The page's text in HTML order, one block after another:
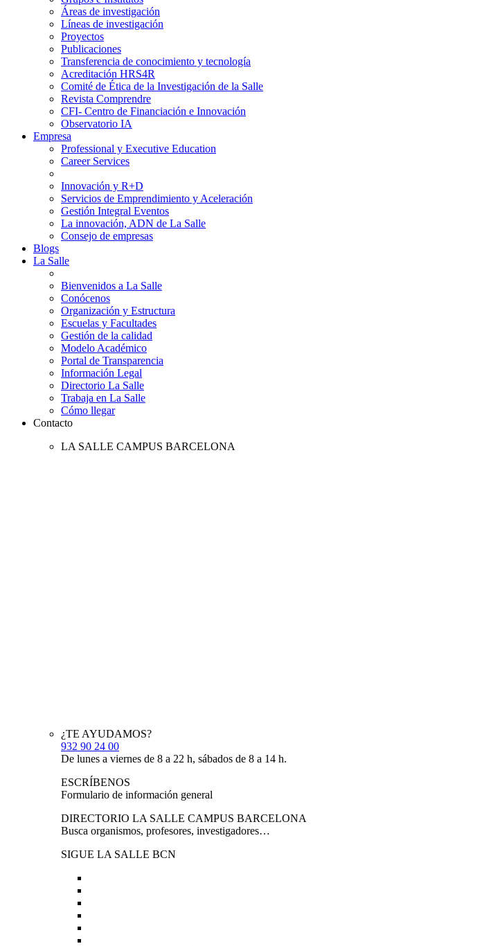
Áreas de investigación
Líneas de investigación
Proyectos
Publicaciones
Transferencia de conocimiento y tecnología
Acreditación HRS4R
Comité de Ética de la Investigación de la Salle
Revista Comprendre
CFI- Centro de Financiación e Innovación
Observatorio IA
Empresa
Professional y Executive Education
Career Services
Innovación y R+D
Servicios de Emprendimiento y Aceleración
Gestión Integral Eventos
La innovación, ADN de La Salle
Consejo de empresas
Blogs
La Salle
Bienvenidos a La Salle
Conócenos
Organización y Estructura
Escuelas y Facultades
Gestión de la calidad
Modelo Académico
Portal de Transparencia
Información Legal
Directorio La Salle
Trabaja en La Salle
Cómo llegar
Contacto
LA SALLE CAMPUS BARCELONA
¿TE AYUDAMOS?
932 90 24 00
De lunes a viernes de 8 a 22 h, sábados de 8 a 14 h.
ESCRÍBENOS
Formulario de información general
DIRECTORIO LA SALLE CAMPUS BARCELONA
Busca organismos, profesores, investigadores…
SIGUE LA SALLE BCN